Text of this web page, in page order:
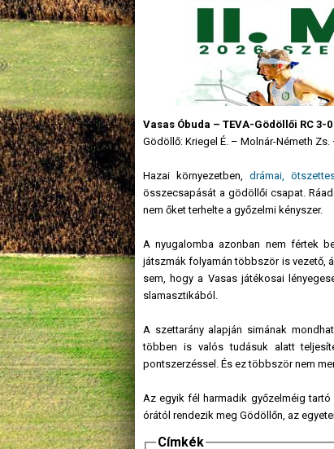
Vasas Óbuda – TEVA-Gödöllői RC 3-0
Gödöllő: Kriegel É. – Molnár-Németh
Hazai környezetben,drámai,
összecsapását a gödöllői csapat.
nem őket terhelte a győzelmi kényszer.
A nyugalomba azonban nem fértek
játszmák folyamán többször is vezető,
sem, hogy a Vasas játékosai
slamasztikából.
A szettarány alapján simának
többen is valós tudásuk alatt
pontszerzéssel. És ez többször nem
Az egyik fél harmadik győzelméig tartó
órától rendezik meg Gödöllőn, az
Címkék